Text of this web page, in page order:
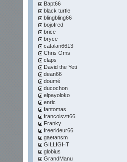
Bapt66
black turtle
blingbling66
bojofred
brice
bryce
catalan6613
Chris Oms
claps
David the Yeti
dean66
doumé
ducochon
elpayoloko
enric
fantomas
francoisvtt66
Franky
freerideur66
gaetansm
GILLIGHT
globius
GrandManu